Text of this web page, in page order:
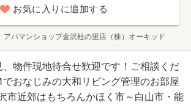
お気に入りに追加する
アパマンショップ金沢杜の里店（株）オーキッド
物件現地待合せ歓迎です！ご相談くだ
おなじみの大和リビング管理のお部屋
市近郊はもちろんかほく市～白山市・能